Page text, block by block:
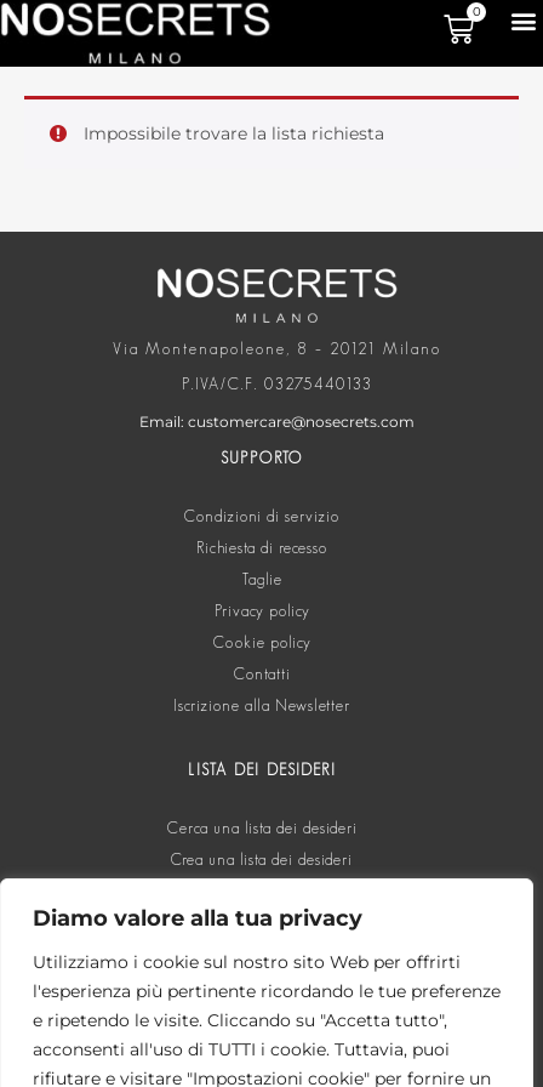
Diamo valore alla tua privacy
Utilizziamo i cookie sul nostro sito Web per offrirti
l'esperienza più pertinente ricordando le tue preferenze
e ripetendo le visite. Cliccando su "Accetta tutto",
acconsenti all'uso di TUTTI i cookie. Tuttavia, puoi
rifiutare e visitare "Impostazioni cookie" per fornire un
0
Impossibile trovare la lista richiesta
Via Montenapoleone, 8 – 20121 Milano
P.IVA/C.F. 03275440133
Email: customercare@nosecrets.com
SUPPORTO
Condizioni di servizio
Richiesta di recesso
Taglie
Privacy policy
Cookie policy
Contatti
Iscrizione alla Newsletter
LISTA DEI DESIDERI
Cerca una lista dei desideri
Crea una lista dei desideri
SOCIAL